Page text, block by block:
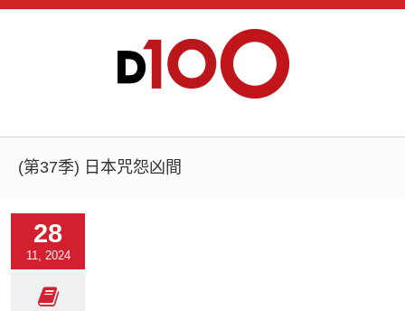
(第37季) 日本咒怨凶間
28
11, 2024